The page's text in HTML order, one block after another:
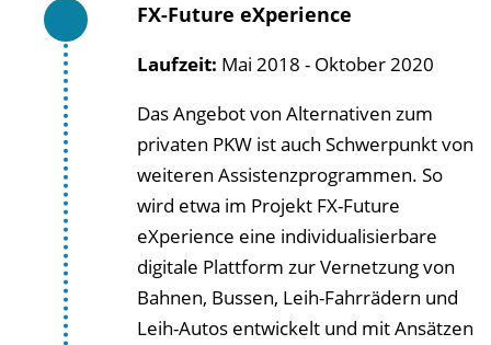
FX-Future eXperience
Laufzeit: Mai 2018 - Oktober 2020
Das Angebot von Alternativen zum
privaten PKW ist auch Schwerpunkt von
weiteren Assistenzprogrammen. So
wird etwa im Projekt FX-Future
eXperience eine individualisierbare
digitale Plattform zur Vernetzung von
Bahnen, Bussen, Leih-Fahrrädern und
Leih-Autos entwickelt und mit Ansätzen